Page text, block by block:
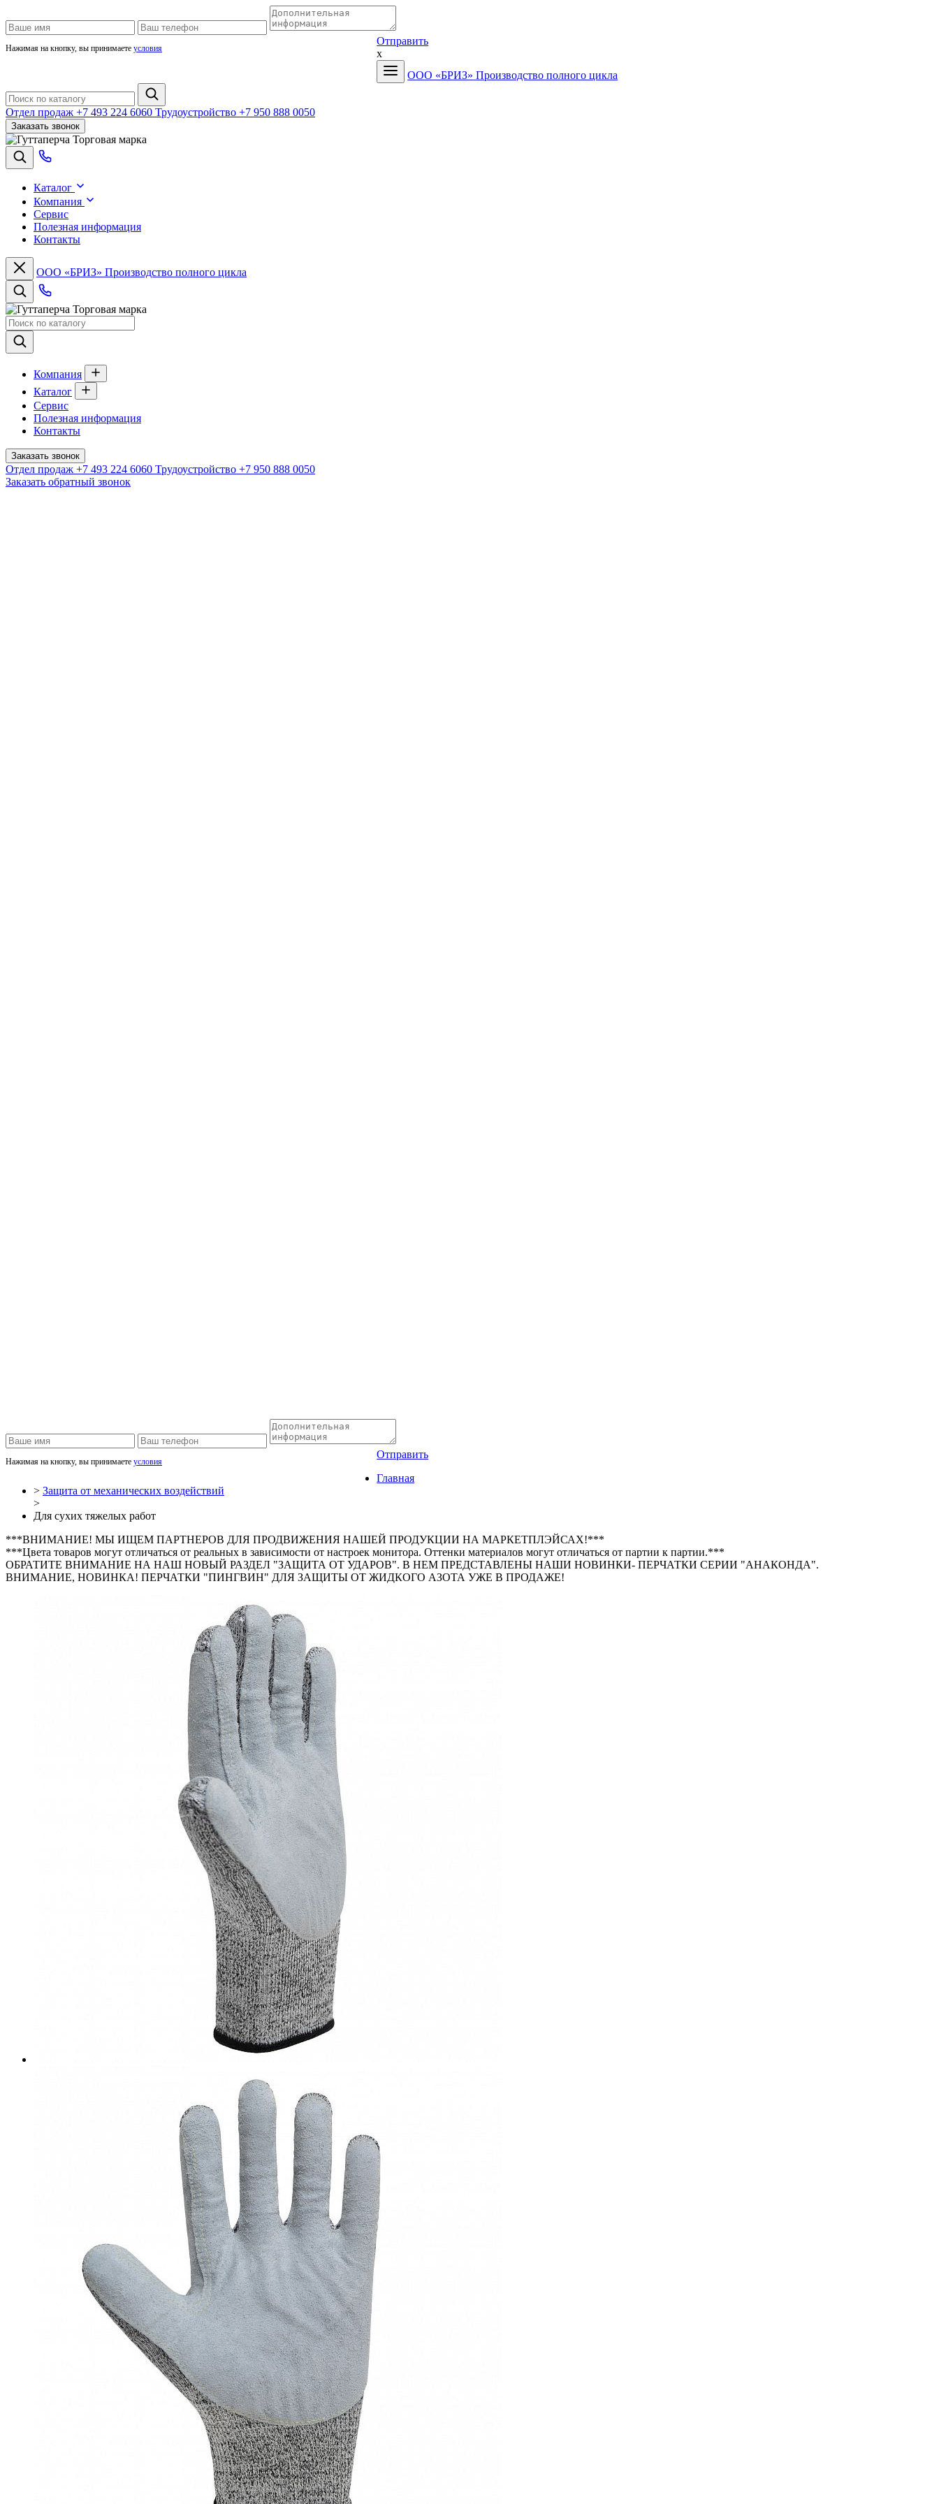
Нажимая на кнопку, вы принимаете условия
Отправить
x
ООО «БРИЗ» Производство полного цикла
Отдел продаж +7 493 224 6060 Трудоустройство +7 950 888 0050
Заказать звонок
Торговая марка
Каталог
Компания
Сервис
Полезная информация
Контакты
ООО «БРИЗ» Производство полного цикла
Торговая марка
Компания
Каталог
Сервис
Полезная информация
Контакты
Заказать звонок
Отдел продаж +7 493 224 6060 Трудоустройство +7 950 888 0050
Заказать обратный звонок
Нажимая на кнопку, вы принимаете условия
Отправить
Главная
> Защита от механических воздействий
>
Для сухих тяжелых работ
***ВНИМАНИЕ! МЫ ИЩЕМ ПАРТНЕРОВ ДЛЯ ПРОДВИЖЕНИЯ НАШЕЙ ПРОДУКЦИИ НА МАРКЕТПЛЭЙСАХ!***
***Цвета товаров могут отличаться от реальных в зависимости от настроек монитора. Оттенки материалов могут отличаться от партии к партии.***
ОБРАТИТЕ ВНИМАНИЕ НА НАШ НОВЫЙ РАЗДЕЛ "ЗАЩИТА ОТ УДАРОВ". В НЕМ ПРЕДСТАВЛЕНЫ НАШИ НОВИНКИ- ПЕРЧАТКИ СЕРИИ "АНАКОНДА".
ВНИМАНИЕ, НОВИНКА! ПЕРЧАТКИ "ПИНГВИН" ДЛЯ ЗАЩИТЫ ОТ ЖИДКОГО АЗОТА УЖЕ В ПРОДАЖЕ!